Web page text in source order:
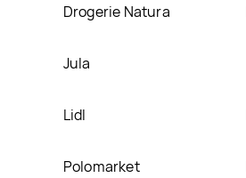
Drogerie Natura
Jula
Lidl
Polomarket